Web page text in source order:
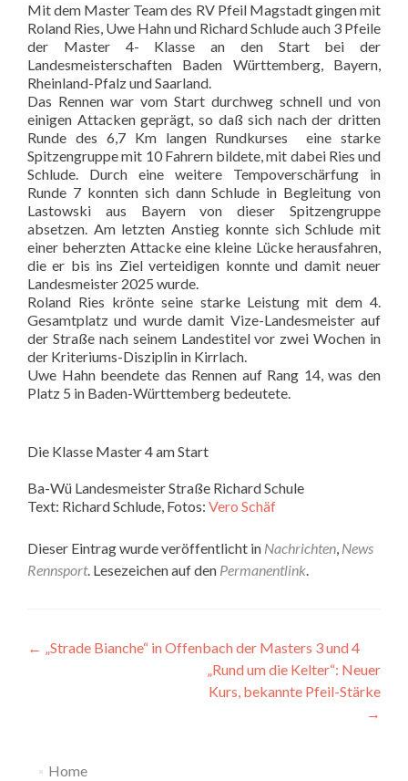
Mit dem Master Team des RV Pfeil Magstadt gingen mit
Roland Ries, Uwe Hahn und Richard Schlude auch 3 Pfeile
der Master 4- Klasse an den Start bei der
Landesmeisterschaften Baden Württemberg, Bayern,
Rheinland-Pfalz und Saarland.
Das Rennen war vom Start durchweg schnell und von
einigen Attacken geprägt, so daß sich nach der dritten
Runde des 6,7 Km langen Rundkurses eine starke
Spitzengruppe mit 10 Fahrern bildete, mit dabei Ries und
Schlude. Durch eine weitere Tempoverschärfung in
Runde 7 konnten sich dann Schlude in Begleitung von
Lastowski aus Bayern von dieser Spitzengruppe
absetzen. Am letzten Anstieg konnte sich Schlude mit
einer beherzten Attacke eine kleine Lücke herausfahren,
die er bis ins Ziel verteidigen konnte und damit neuer
Landesmeister 2025 wurde.
Roland Ries krönte seine starke Leistung mit dem 4.
Gesamtplatz und wurde damit Vize-Landesmeister auf
der Straße nach seinem Landestitel vor zwei Wochen in
der Kriteriums-Disziplin in Kirrlach.
Uwe Hahn beendete das Rennen auf Rang 14, was den
Platz 5 in Baden-Württemberg bedeutete.
Die Klasse Master 4 am Start
Ba-Wü Landesmeister Straße Richard Schule
Text: Richard Schlude, Fotos: Vero Schäf
Dieser Eintrag wurde veröffentlicht in Nachrichten, News
Rennsport. Lesezeichen auf den Permanentlink.
Beitragsnavigation
← „Strade Bianche“ in Offenbach der Masters 3 und 4
„Rund um die Kelter“: Neuer
Kurs, bekannte Pfeil-Stärke
→
Home